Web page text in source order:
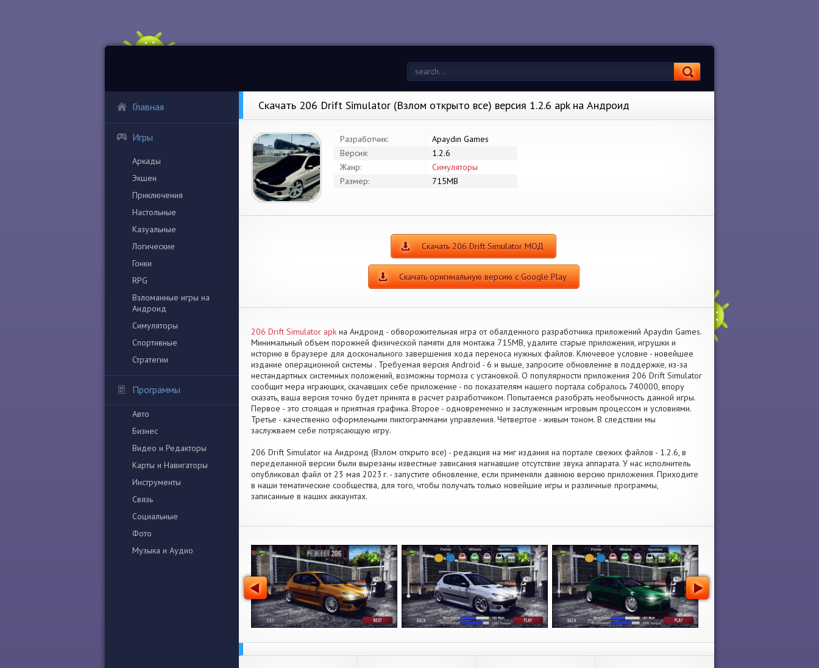
Главная
Игры
Аркады
Экшен
Приключения
Настольные
Казуальные
Логические
Гонки
RPG
Взломанные игры на
Андроид
Симуляторы
Спортивные
Стратегии
Программы
Авто
Бизнес
Видео и Редакторы
Карты и Навигаторы
Инструменты
Связь
Социальные
Фото
Музыка и Аудио
Скачать 206 Drift Simulator (Взлом открыто все) версия 1.2.6 apk на Андроид
Разработчик:
Apaydın Games
Версия:
1.2.6
Жанр:
Симуляторы
Размер:
715MB
Скачать 206 Drift Simulator МОД
Скачать оригинальную версию с Google Play
206 Drift Simulator apk на Андроид - обворожительная игра от обалденного разработчика приложений Apaydın Games.
Минимальный объем порожней физической памяти для монтажа 715MB, удалите старые приложения, игрушки и
историю в браузере для досконального завершения хода переноса нужных файлов. Ключевое условие - новейшее
издание операционной системы . Требуемая версия Android - 6 и выше, запросите обновление в поддержке, из-за
нестандартных системных положений, возможны тормоза с установкой. О популярности приложения 206 Drift Simulator
сообщит мера играющих, скачавших себе приложение - по показателям нашего портала собралось 740000, впору
сказать, ваша версия точно будет принята в расчет разработчиком. Попытаемся разобрать необычность данной игры.
Первое - это стоящая и приятная графика. Второе - одновременно и заслуженным игровым процессом и условиями.
Третье - качественно оформлеными пиктограммами управления. Четвертое - живым тоном. В следствии мы
заслужваем себе потрясающую игру.
206 Drift Simulator на Андроид (Взлом открыто все) - редакция на миг издания на портале свежих файлов - 1.2.6, в
переделанной версии были вырезаны известные зависания нагнавшие отсутствие звука аппарата. У нас исполнитель
опубликовал файл от 23 мая 2023 г. - запустите обновление, если применяли давнюю версию приложения. Приходите
в наши тематические сообщества, для того, чтобы получать только новейшие игры и различные программы,
записанные в наших аккаунтах.